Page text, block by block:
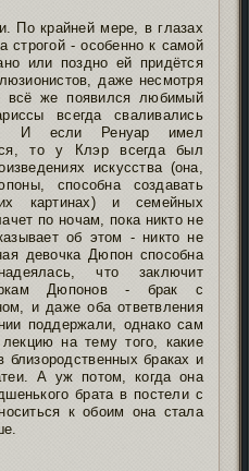
По крайней мере, в глазах
строгой - особенно к самой
или поздно ей придётся
даже несмотря
всё же появился любимый
всегда сваливались
И если Ренуар имел
то у Клэр всегда был
искусства (она,
способна создавать
картинах) и семейных
по ночам, пока никто не
об этом - никто не
девочка Дюпон способна
что заключит
Дюпонов - брак с
и даже оба ответвления
поддержали, однако сам
на тему того, какие
близородственных браках и
А уж потом, когда она
брата в постели с
к обоим она стала